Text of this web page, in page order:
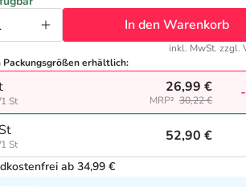
In den Warenkorb
inkl. MwSt. zzgl.
Packungsgrößen erhältlich:
St
26,99 €
MRP² 30,22 €
St
52,90 €
ab 34,99 €